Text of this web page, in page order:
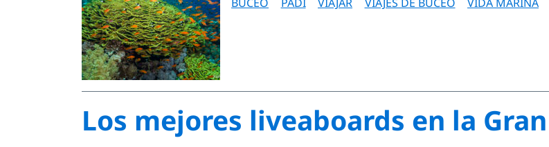
Los mejores liveaboards en la